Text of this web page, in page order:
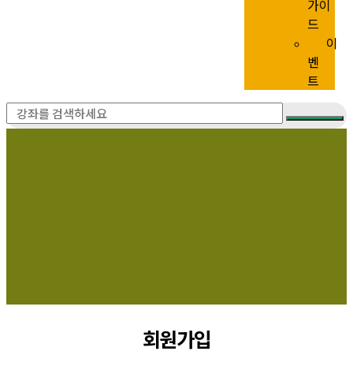
가이
드
이
벤
트
회원가입